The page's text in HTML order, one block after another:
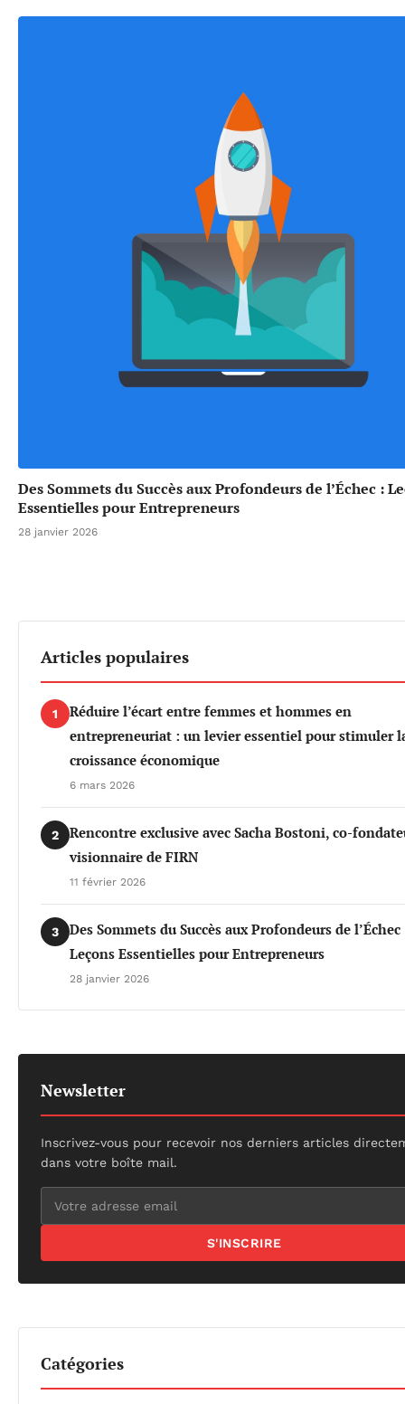
Des Sommets du Succès aux Profondeurs de l’Échec :
Essentielles pour Entrepreneurs
28 janvier 2026
Articles populaires
1
Réduire l’écart entre femmes et hommes en
entrepreneuriat : un levier essentiel pour stimuler
croissance économique
6 mars 2026
2
Rencontre exclusive avec Sacha Bostoni, co-
visionnaire de FIRN
11 février 2026
3
Des Sommets du Succès aux Profondeurs de l’Échec
Leçons Essentielles pour Entrepreneurs
28 janvier 2026
Newsletter
Inscrivez-vous pour recevoir nos derniers articles
dans votre boîte mail.
S'INSCRIRE
Catégories